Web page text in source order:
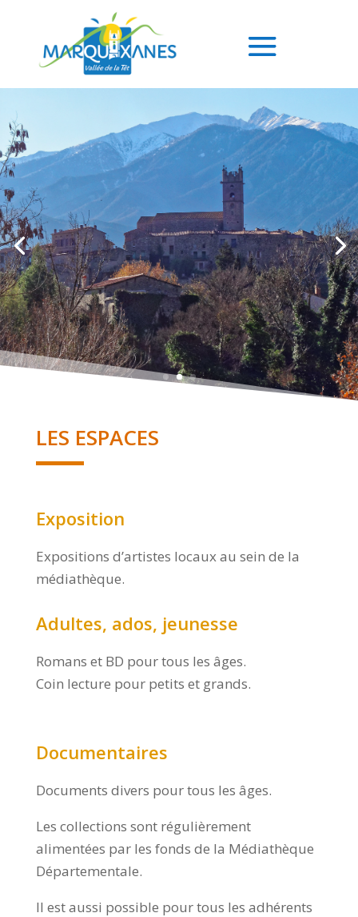
LES ESPACES
Exposition
Expositions d’artistes locaux au sein de la
médiathèque.
Adultes, ados, jeunesse
Romans et BD pour tous les âges.
Coin lecture pour petits et grands.
Documentaires
Documents divers pour tous les âges.
Les collections sont régulièrement
alimentées par les fonds de la Médiathèque
Départementale.
Il est aussi possible pour tous les adhérents